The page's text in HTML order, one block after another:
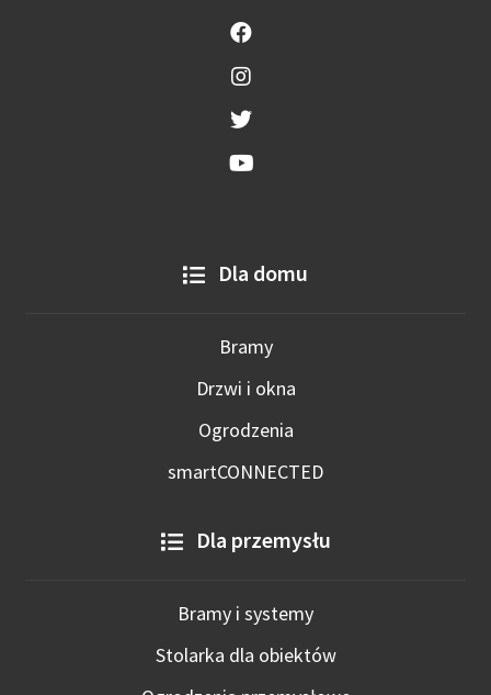
Dla domu
Bramy
Drzwi i okna
Ogrodzenia
smartCONNECTED
Dla przemysłu
Bramy i systemy
Stolarka dla obiektów